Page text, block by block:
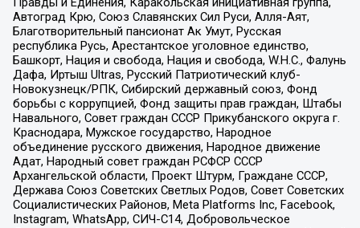
Автоград Крю, Союз Славянских Сил Руси, Алля-Аят,
Благотворительный пансионат Ак Умут, Русская
республика Русь, Арестантское уголовное единство,
Башкорт, Нация и свобода, Нация и свобода, W.H.С., Фалунь
Дафа, Иртыш Ultras, Русский Патриотический клуб-
Новокузнецк/РПК, Сибирский державный союз, Фонд
борьбы с коррупцией, Фонд защиты прав граждан, Штабы
Навального, Совет граждан СССР Прикубанского округа г.
Краснодара, Мужское государство, Народное
объединение русского движения, Народное движение
Адат, Народный совет граждан РСФСР СССР
Архангельской области, Проект Штурм, Граждане СССР,
Держава Союз Советских Светлых Родов, Совет Советских
Социалистических Районов, Meta Platforms Inc, Facebook,
Instagram, WhatsApp, СИЧ-С14, Добровольческое